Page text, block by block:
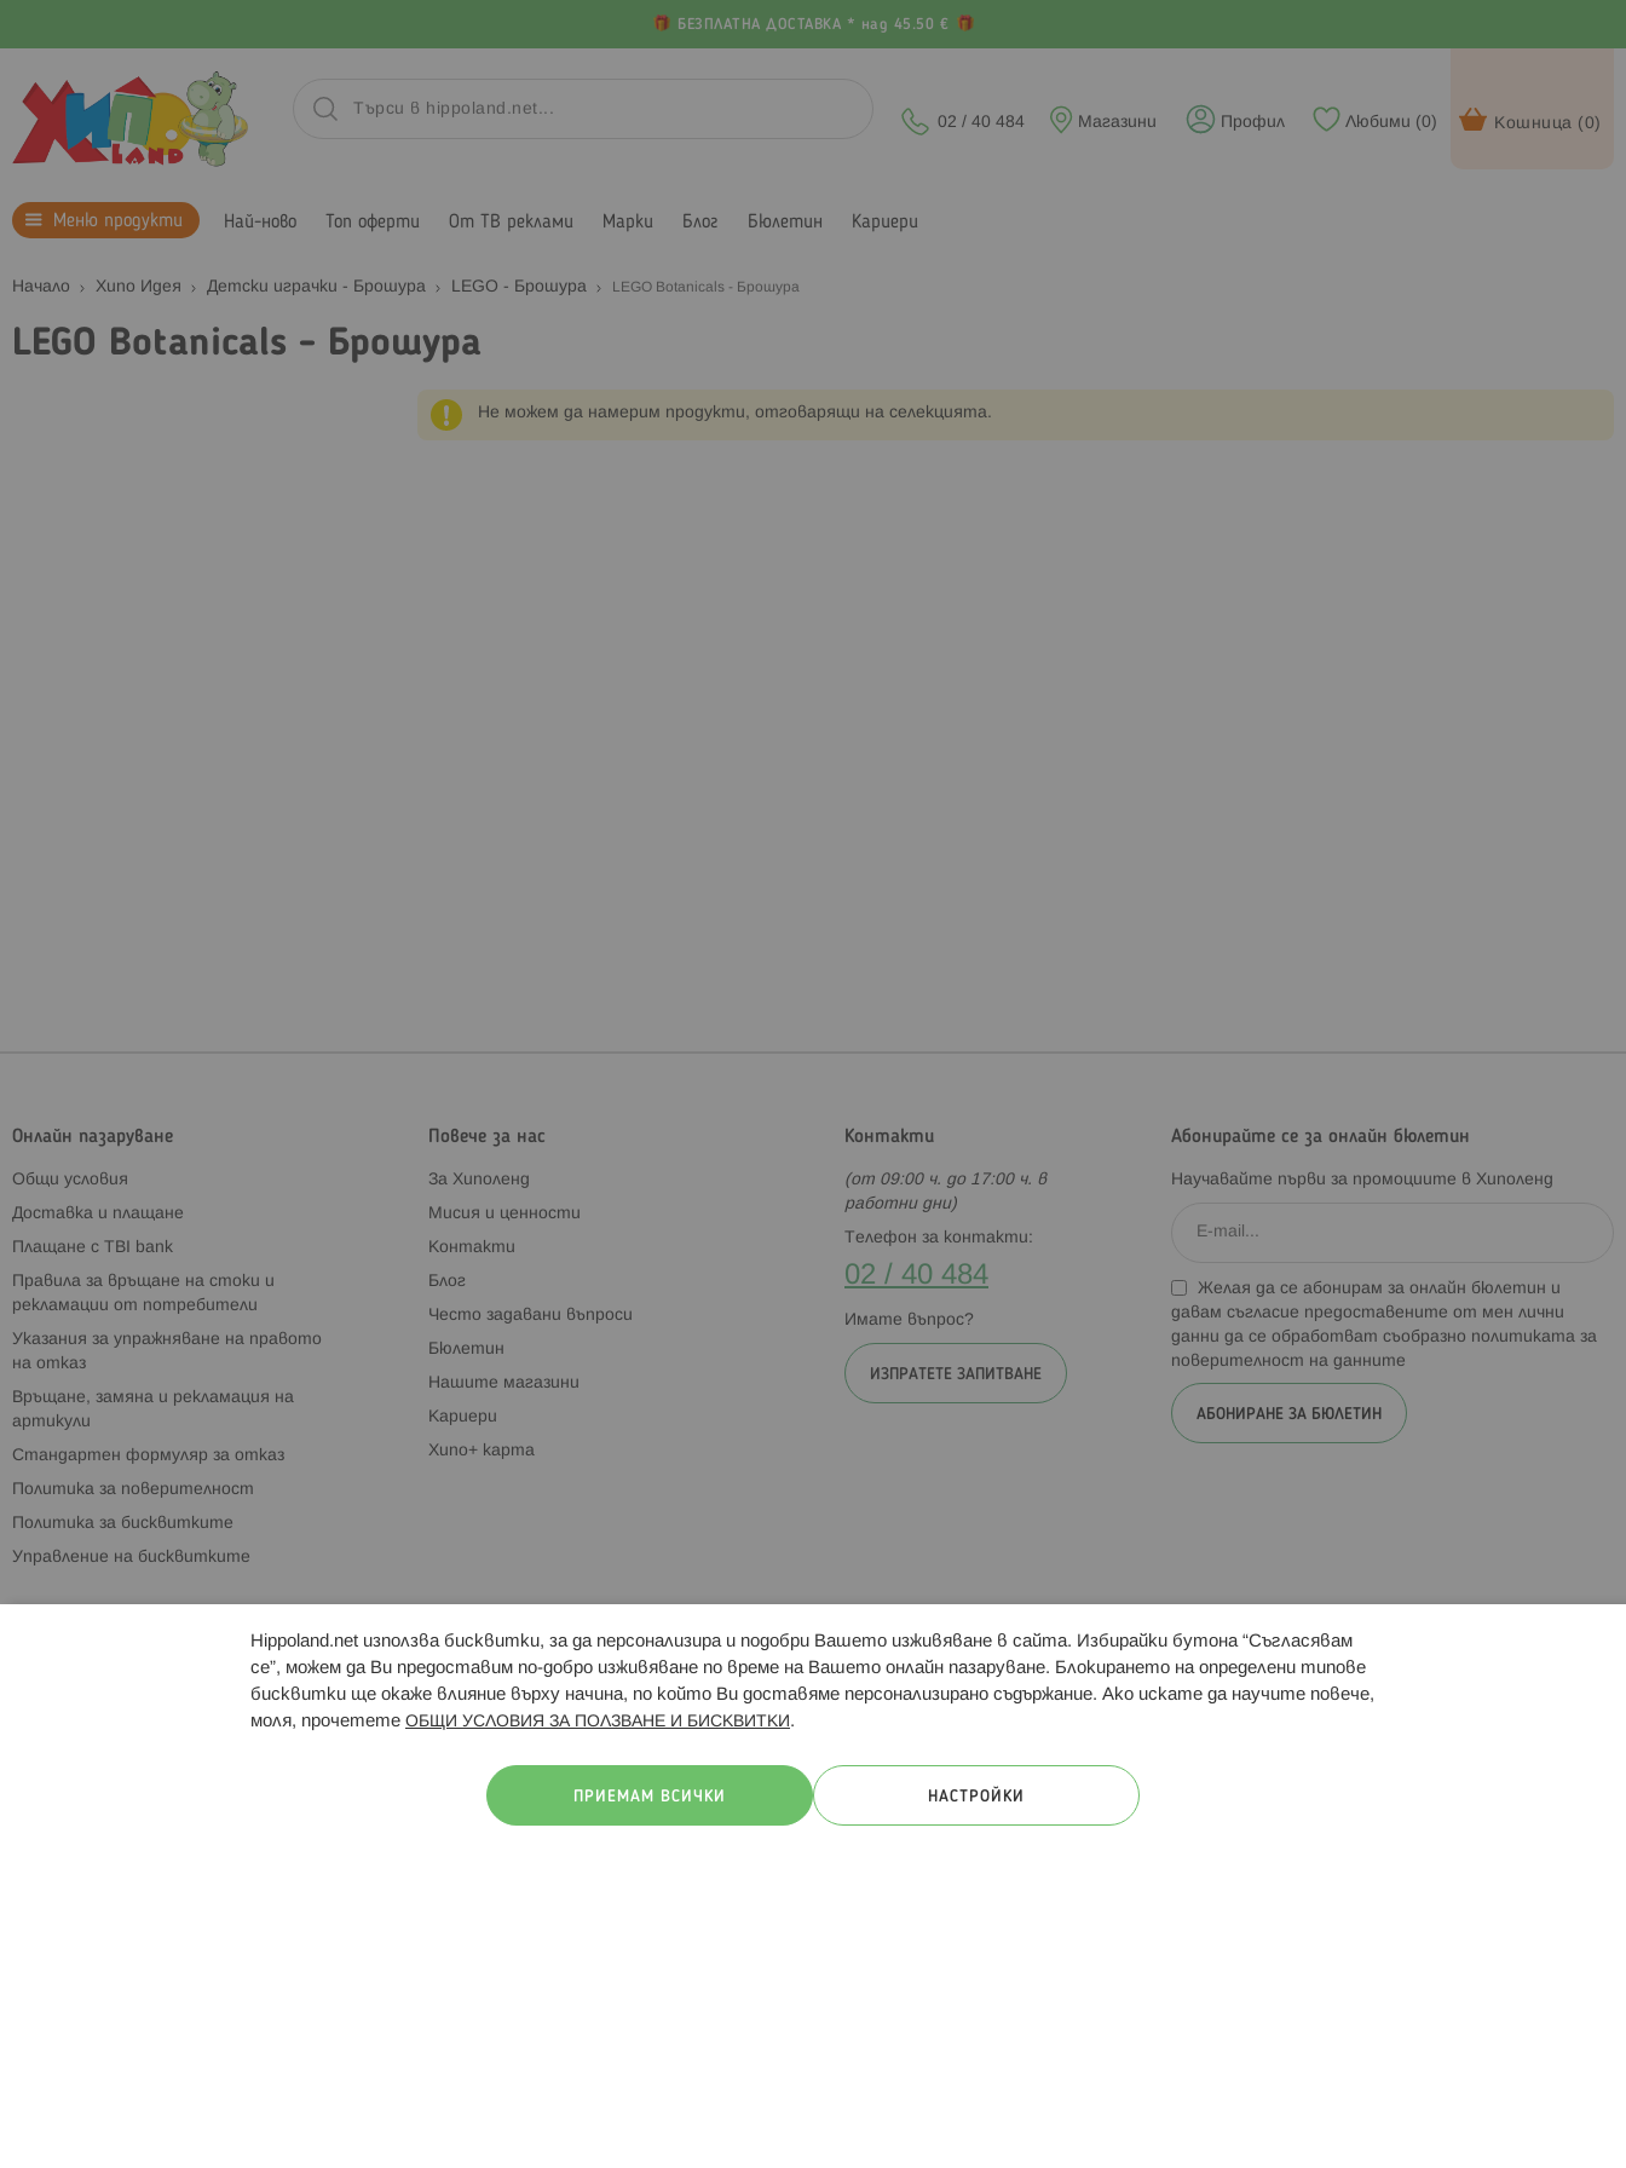
БЕЗПЛАТНА ДОСТАВКА * над 45.50 €
Кошница (0)
Любими (0)
Профил
Магазини
02 / 40 484
Меню продукти Най-ново Топ оферти От ТВ реклами Марки Блог Бюлетин Кариери
Начало Хипо Идея Детски играчки - Брошура LEGO - Брошура LEGO Botanicals - Брошура
LEGO Botanicals - Брошура
Не можем да намерим продукти, отговарящи на селекцията.
Онлайн пазаруване
Общи условия
Доставка и плащане
Плащане с TBI bank
Правила за връщане на стоки и
рекламации от потребители
Указания за упражняване на правото
на отказ
Връщане, замяна и рекламация на
артикули
Стандартен формуляр за отказ
Политика за поверителност
Политика за бисквитките
Управление на бисквитките
Повече за нас
За Хиполенд
Мисия и ценности
Контакти
Блог
Често задавани въпроси
Бюлетин
Нашите магазини
Кариери
Хипо+ карта
Контакти
(от 09:00 ч. до 17:00 ч. в
работни дни)
Телефон за контакти:
02 / 40 484
Имате въпрос?
ИЗПРАТЕТЕ ЗАПИТВАНЕ
Абонирайте се за онлайн бюлетин
Научавайте първи за промоциите в Хиполенд
Желая да се абонирам за онлайн бюлетин и
давам съгласие предоставените от мен лични
данни да се обработват съобразно политиката за
поверителност на данните
АБОНИРАНЕ ЗА БЮЛЕТИН
Брошури Магазини Свързани сайтове: Hippoland.ro Последвайте ни:
Hippoland.net използва бисквитки, за да персонализира и подобри Вашето изживяване в сайта. Избирайки бутона “Съгласявам
се”, можем да Ви предоставим по-добро изживяване по време на Вашето онлайн пазаруване. Блокирането на определени типове
бисквитки ще окаже влияние върху начина, по който Ви доставяме персонализирано съдържание. Ако искате да научите повече,
моля, прочетете ОБЩИ УСЛОВИЯ ЗА ПОЛЗВАНЕ И БИСКВИТКИ .
ПРИЕМАМ ВСИЧКИ НАСТРОЙКИ